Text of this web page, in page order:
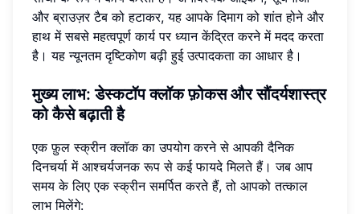
और ब्राउज़र टैब को हटाकर, यह आपके दिमाग को शांत होने और
हाथ में सबसे महत्वपूर्ण कार्य पर ध्यान केंद्रित करने में मदद करता
है। यह न्यूनतम दृष्टिकोण बढ़ी हुई उत्पादकता का आधार है।
मुख्य लाभ: डेस्कटॉप क्लॉक फ़ोकस और सौंदर्यशास्त्र
को कैसे बढ़ाती है
एक फ़ुल स्क्रीन क्लॉक का उपयोग करने से आपकी दैनिक
दिनचर्या में आश्चर्यजनक रूप से कई फायदे मिलते हैं। जब आप
समय के लिए एक स्क्रीन समर्पित करते हैं, तो आपको तत्काल
लाभ मिलेंगे: